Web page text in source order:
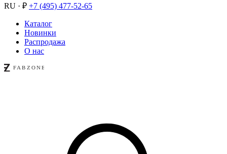
RU · ₽ +7 (495) 477-52-65
Каталог
Новинки
Распродажа
О нас